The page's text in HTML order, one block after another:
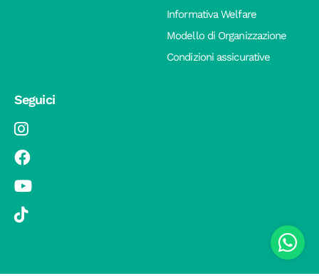
Informativa Welfare
Modello di Organizzazione
Condizioni assicurative
Seguici